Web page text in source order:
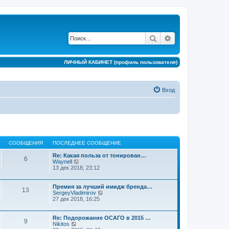
Поиск
ЛИЧНЫЙ КАБИНЕТ (профиль пользователя)
Вход
СООБЩЕНИЯ ПОСЛЕДНЕЕ СООБЩЕНИЕ
6
Re: Какая польза от тонирован…
Waynell
е
е
й
т
и
п
о
с
13 дек 2018, 23:12
13
Премия за лучший имидж бренда…
SergeyVladimirov
е
й
27 дек 2018, 16:25
9
Re: Подорожание ОСАГО в 2015 …
Nikitos